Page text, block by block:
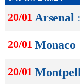
de
lecture
OK
20/01 Arsenal
20/01 Monaco
20/01